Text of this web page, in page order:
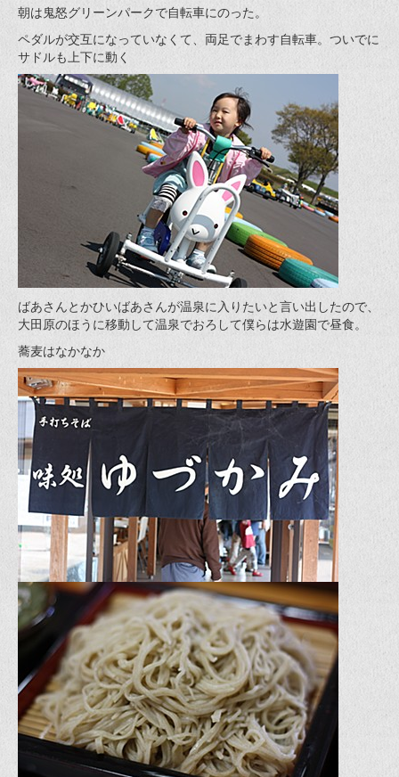
朝は鬼怒グリーンパークで自転車にのった。
ペダルが交互になっていなくて、両足でまわす自転車。ついでに
サドルも上下に動く
ばあさんとかひいばあさんが温泉に入りたいと言い出したので、
大田原のほうに移動して温泉でおろして僕らは水遊園で昼食。
蕎麦はなかなか